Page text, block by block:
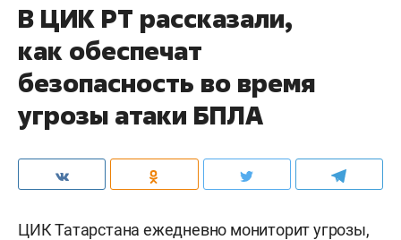
В ЦИК РТ рассказали,
как обеспечат
безопасность во время
угрозы атаки БПЛА
ЦИК Татарстана ежедневно мониторит угрозы,